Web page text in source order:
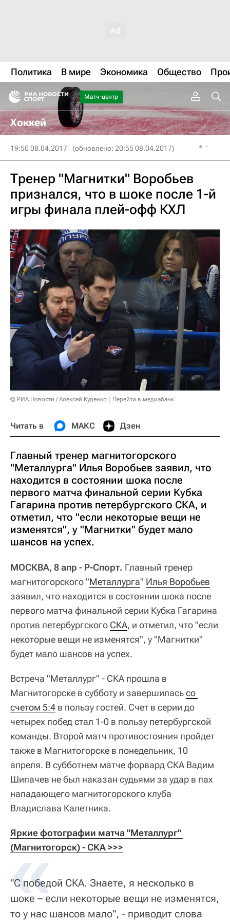
Политика В мире Экономика Общество
Матч-центр
Хоккей
19:50 08.04.2017 (обновлено: 20:55 08.04.2017)
Тренер "Магнитки" Воробьев
признался, что в шоке после 1-й
игры финала плей-офф КХЛ
© РИА Новости / Алексей Куденко Перейти в медиабанк
Читать в МАКС Дзен
Главный тренер магнитогорского
"Металлурга" Илья Воробьев заявил, что
находится в состоянии шока после
первого матча финальной серии Кубка
Гагарина против петербургского СКА, и
отметил, что "если некоторые вещи не
изменятся", у "Магнитки" будет мало
шансов на успех.
МОСКВА, 8 апр - Р-Спорт. Главный тренер
магнитогорского "Металлурга" Илья Воробьев
заявил, что находится в состоянии шока после
первого матча финальной серии Кубка Гагарина
против петербургского СКА, и отметил, что "если
некоторые вещи не изменятся", у "Магнитки"
будет мало шансов на успех.
Встреча "Металлург" - СКА прошла в
Магнитогорске в субботу и завершиласьсо
счетом 5:4 в пользу гостей. Счет в серии до
четырех побед стал 1-0 в пользу петербургской
команды. Второй матч противостояния пройдет
также в Магнитогорске в понедельник, 10
апреля. В субботнем матче форвард СКА Вадим
Шипачев не был наказан судьями за удар в пах
нападающего магнитогорского клуба
Владислава Калетника.
Яркие фотографии матча "Металлург"
(Магнитогорск) - СКА >>>
"С победой СКА. Знаете, я несколько в
шоке – если некоторые вещи не изменятся,
то у нас шансов мало", - приводит слова